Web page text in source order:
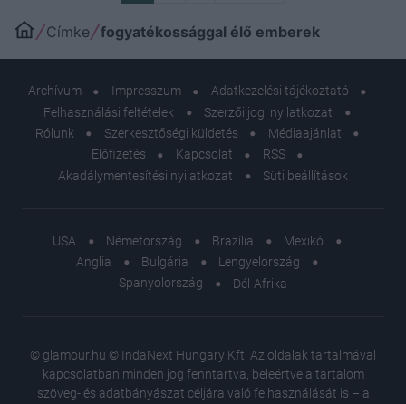
Címke fogyatékossággal élő emberek
Archívum Impresszum
Adatkezelési tájékoztató
Felhasználási feltételek
Szerzői jogi nyilatkozat
Rólunk
Szerkesztőségi küldetés
Médiaajánlat
Előfizetés
Kapcsolat
RSS
Akadálymentesítési nyilatkozat
Süti beállítások
USA Németország Brazília
Mexikó
Anglia
Bulgária
Lengyelország
Spanyolország
Dél-Afrika
© glamour.hu © IndaNext Hungary Kft. Az oldalak tartalmával
kapcsolatban minden jog fenntartva, beleértve a tartalom
szöveg- és adatbányászat céljára való felhasználását is – a